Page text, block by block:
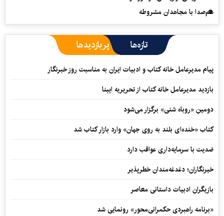
هم‌صدا با مجاهدان مشروطه
تازه‌ها پربازدیدها
پیام مدیرعامل خانه کتاب و ادبیات ایران به مناسبت روز خبرنگار
بازدید مدیرعامل خانه کتاب از تحریریه ایبنا
دومین «روباه شنی» برگزار می‌شود
کتاب «خنده‌ای بلند به روی جهان» وارد بازار کتاب شد
ضدیت با سرمایه‌داری عواقب دارد
خبرنگاران؛ دغدغه‌مندان خطرپذیر
بازیگران ادبیات داستانی معاصر
«برنامه راهبردی حکمرانی‌محور» رونمایی شد